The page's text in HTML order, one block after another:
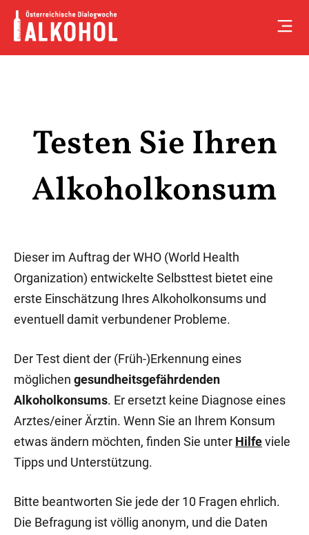
Skip
content
Testen Sie Ihren
Alkoholkonsum
Dieser im Auftrag der WHO (World Health
Organization) entwickelte Selbsttest bietet eine
erste Einschätzung Ihres Alkoholkonsums und
eventuell damit verbundener Probleme.
Der Test dient der (Früh-)Erkennung eines
möglichen gesundheitsgefährdenden
Alkoholkonsums. Er ersetzt keine Diagnose eines
Arztes/einer Ärztin. Wenn Sie an Ihrem Konsum
etwas ändern möchten, finden Sie unter Hilfeviele
Tipps und Unterstützung.
Bitte beantworten Sie jede der 10 Fragen ehrlich.
Die Befragung ist völlig anonym, und die Daten